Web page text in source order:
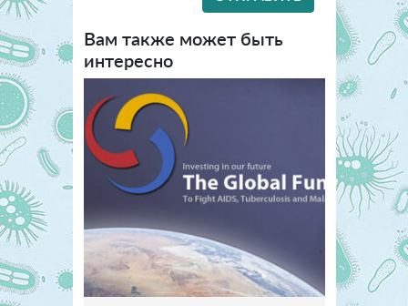
Вам также может быть
интересно